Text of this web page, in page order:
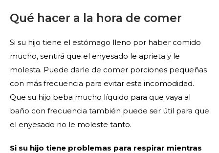
Qué hacer a la hora de comer
Si su hijo tiene el estómago lleno por haber comido
mucho, sentirá que el enyesado le aprieta y le
molesta. Puede darle de comer porciones pequeñas
con más frecuencia para evitar esta incomodidad.
Que su hijo beba mucho líquido para que vaya al
baño con frecuencia también puede ser útil para que
el enyesado no le moleste tanto.
Si su hijo tiene problemas para respirar mientras